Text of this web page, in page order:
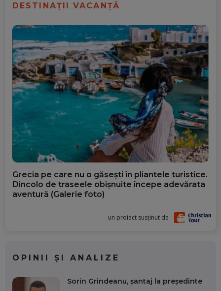
DESTINAȚII VACANȚĂ
Grecia pe care nu o găsești în pliantele turistice.
Dincolo de traseele obișnuite începe adevărata
aventură (Galerie foto)
un proiect susținut de
OPINII ȘI ANALIZE
Sorin Grindeanu, șantaj la președinte